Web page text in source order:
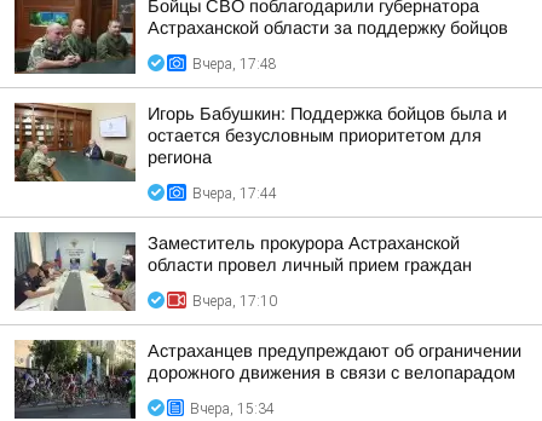
Бойцы СВО поблагодарили губернатора
Астраханской области за поддержку бойцов
Вчера, 17:48
Игорь Бабушкин: Поддержка бойцов была и
остается безусловным приоритетом для
региона
Вчера, 17:44
Заместитель прокурора Астраханской
области провел личный прием граждан
Вчера, 17:10
Астраханцев предупреждают об ограничении
дорожного движения в связи с велопарадом
Вчера, 15:34